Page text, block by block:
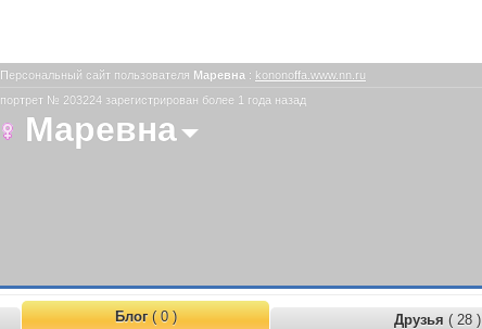
Персональный сайт пользователя Маревна : kononoffa.www.nn.ru
портрет № 203224 зарегистрирован более 1 года назад
Маревна
Блог( 0 ) Друзья ( 28 )